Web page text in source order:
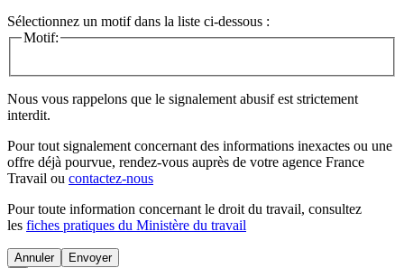
Sélectionnez un motif dans la liste ci-dessous :
Motif:
Nous vous rappelons que le signalement abusif est strictement
interdit.
Pour tout signalement concernant des informations inexactes ou une
offre déjà pourvue, rendez-vous auprès de votre agence France
Travail ou contactez-nous
Pour toute information concernant le droit du travail, consultez
les fiches pratiques du Ministère du travail
Annuler